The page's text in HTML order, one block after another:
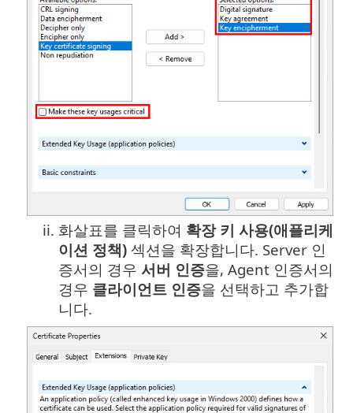
ii. 화살표를 클릭하여 확장 키 사용(애플리케
이션 정책) 섹션을 확장합니다. Server 인
증서의 경우 서버 인증을, Agent 인증서의
경우 클라이언트 인증을 선택하고 추가합
니다.